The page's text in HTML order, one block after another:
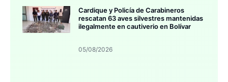
Cardique y Policía de Carabineros
rescatan 63 aves silvestres mantenidas
ilegalmente en cautiverio en Bolívar
05/08/2026